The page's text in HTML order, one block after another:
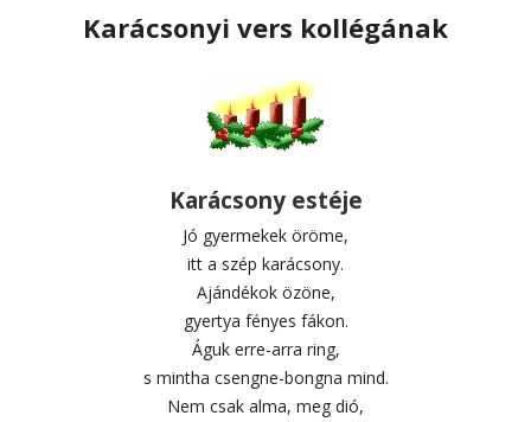
Karácsonyi vers kollégának
Karácsony estéje
Jó gyermekek öröme,
itt a szép karácsony.
Ajándékok özöne,
gyertya fényes fákon.
Águk erre-arra ring,
s mintha csengne-bongna mind.
Nem csak alma, meg dió,